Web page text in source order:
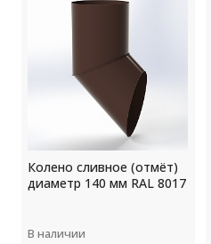
Колено сливное (отмёт)
диаметр 140 мм RAL 8017
В наличии